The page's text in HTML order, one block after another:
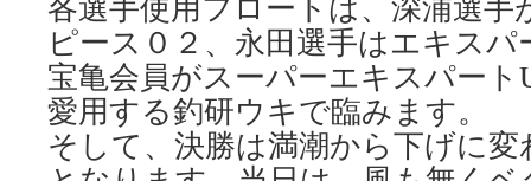
ピース０２、永田選手はエキス
宝亀会員がスーパーエキスパー
愛用する釣研ウキで臨みます。
そして、決勝は満潮から下げに